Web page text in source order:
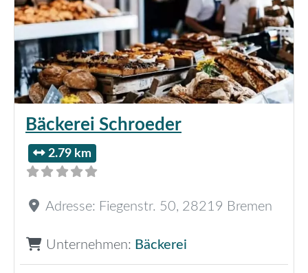
Bäckerei Schroeder
2.79 km
Adresse: Fiegenstr. 50, 28219 Bremen
Unternehmen: Bäckerei